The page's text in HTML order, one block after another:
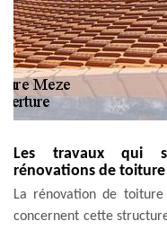
Les travaux qui
rénovations de toiture
La rénovation de
concernent cette